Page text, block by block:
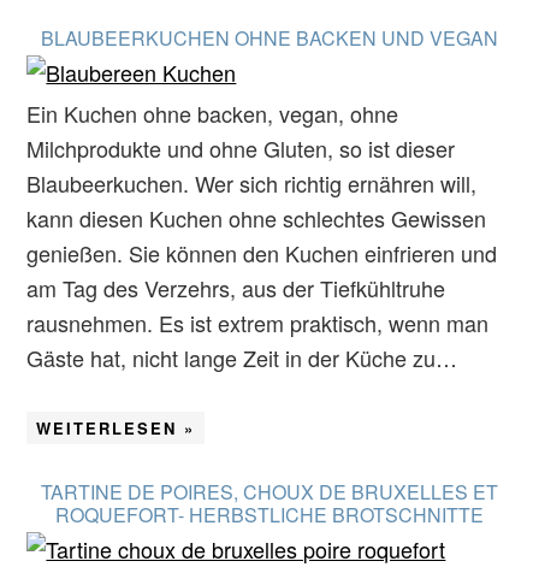
BLAUBEERKUCHEN OHNE BACKEN UND VEGAN
Ein Kuchen ohne backen, vegan, ohne
Milchprodukte und ohne Gluten, so ist dieser
Blaubeerkuchen. Wer sich richtig ernähren will,
kann diesen Kuchen ohne schlechtes Gewissen
genießen. Sie können den Kuchen einfrieren und
am Tag des Verzehrs, aus der Tiefkühltruhe
rausnehmen. Es ist extrem praktisch, wenn man
Gäste hat, nicht lange Zeit in der Küche zu…
WEITERLESEN »
TARTINE DE POIRES, CHOUX DE BRUXELLES ET
ROQUEFORT- HERBSTLICHE BROTSCHNITTE